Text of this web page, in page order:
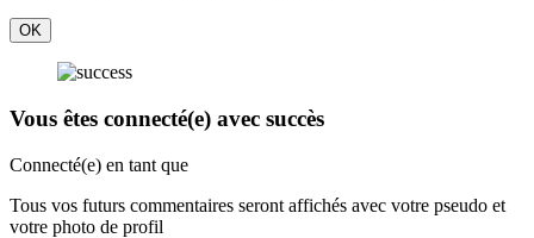
OK
Vous êtes connecté(e) avec succès
Connecté(e) en tant que
Tous vos futurs commentaires seront affichés avec votre pseudo et
votre photo de profil